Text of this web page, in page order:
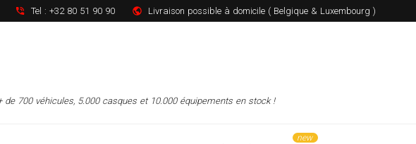
Tel : +32 80 51 90 90 Livraison possible à domicile ( Belgique & Luxembourg )
de 700 véhicules, 5.000 casques et 10.000 équipements en stock !